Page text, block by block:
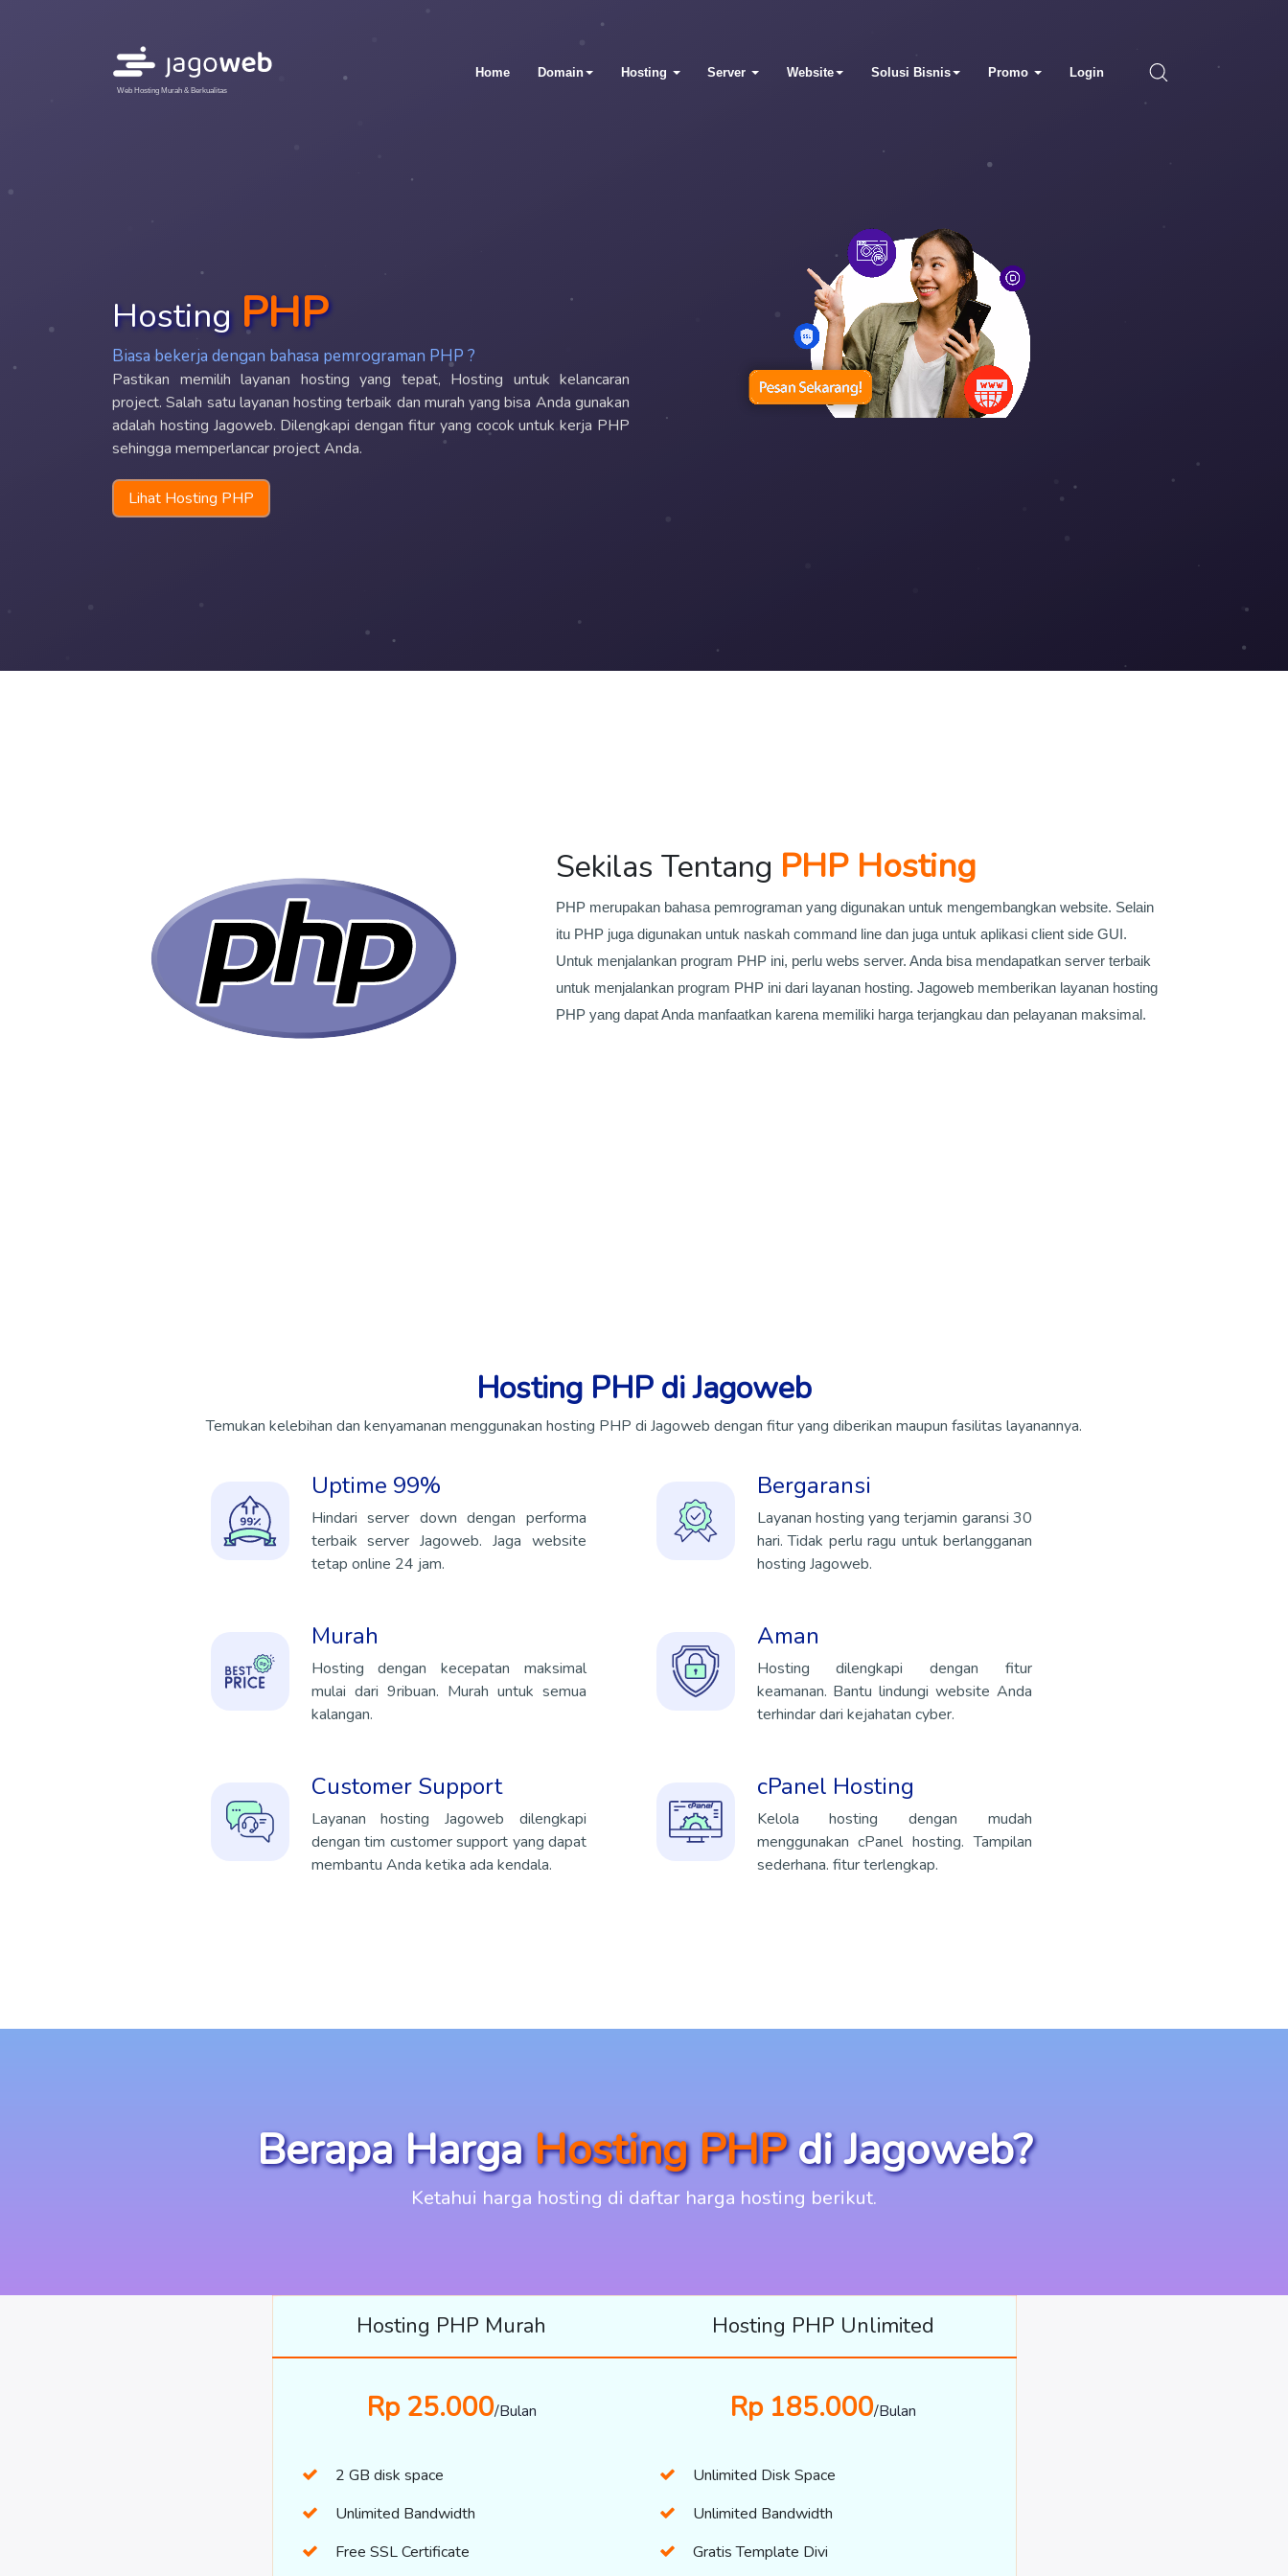
Web Hosting Murah & Berkualitas
Home Domain Hosting Server Website Solusi Bisnis Promo Login
Hosting PHP
Biasa bekerja dengan bahasa pemrograman PHP ?
Pastikan memilih layanan hosting yang tepat, Hosting untuk kelancaran
project. Salah satu layanan hosting terbaik dan murah yang bisa Anda gunakan
adalah hosting Jagoweb. Dilengkapi dengan fitur yang cocok untuk kerja PHP
sehingga memperlancar project Anda.
Lihat Hosting PHP
Sekilas Tentang PHP Hosting
PHP merupakan bahasa pemrograman yang digunakan untuk mengembangkan website. Selain
itu PHP juga digunakan untuk naskah command line dan juga untuk aplikasi client side GUI.
Untuk menjalankan program PHP ini, perlu webs server. Anda bisa mendapatkan server terbaik
untuk menjalankan program PHP ini dari layanan hosting. Jagoweb memberikan layanan hosting
PHP yang dapat Anda manfaatkan karena memiliki harga terjangkau dan pelayanan maksimal.
Hosting PHP di Jagoweb
Temukan kelebihan dan kenyamanan menggunakan hosting PHP di Jagoweb dengan fitur yang diberikan maupun fasilitas layanannya.
Uptime 99%
Hindari server down dengan performa
terbaik server Jagoweb. Jaga website
tetap online 24 jam.
Bergaransi
Layanan hosting yang terjamin garansi 30
hari. Tidak perlu ragu untuk berlangganan
hosting Jagoweb.
Murah
Hosting dengan kecepatan maksimal
mulai dari 9ribuan. Murah untuk semua
kalangan.
Aman
Hosting dilengkapi dengan fitur
keamanan. Bantu lindungi website Anda
terhindar dari kejahatan cyber.
Customer Support
Layanan hosting Jagoweb dilengkapi
dengan tim customer support yang dapat
membantu Anda ketika ada kendala.
cPanel Hosting
Kelola hosting dengan mudah
menggunakan cPanel hosting. Tampilan
sederhana. fitur terlengkap.
Berapa HargaHosting PHPdi Jagoweb?
Ketahui harga hosting di daftar harga hosting berikut.
Hosting PHP Murah Hosting PHP Unlimited
Rp 25.000/Bulan Rp 185.000/Bulan
2 GB disk space
Unlimited Disk Space
Unlimited Bandwidth
Unlimited Bandwidth
Free SSL Certificate
Gratis Template Divi